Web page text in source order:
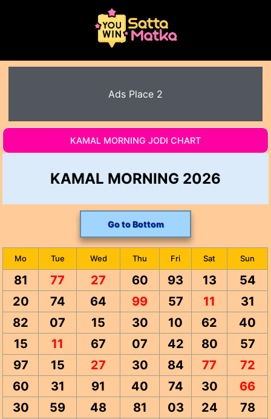
Ads Place 2
KAMAL MORNING JODI CHART
KAMAL MORNING 2026
Go to Bottom
Mo Tue Wed Thu Fri Sat Sun
81 77 27 60 93 13
54
20
74 64 99 57 11
31
82
07 15 30 10 62
40
15
11 67 07 42 80
57
97
15 27 30 84 77
72
60
31 91 40 74 30
66
30
59 48 81 03 24
78